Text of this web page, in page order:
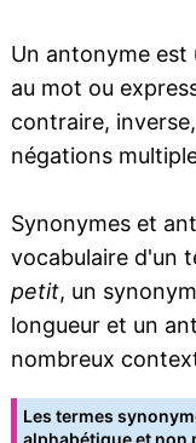
Un antonyme est
au mot ou
contraire,
négations
Synonymes et
vocabulaire d'un
petit, un
longueur et un
nombreux
Les termes
alphabétique et non